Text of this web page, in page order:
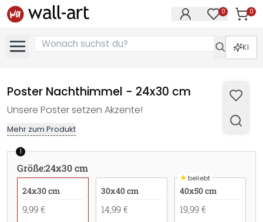
0 0
KI
Poster Nachthimmel - 24x30 cm
Unsere Poster setzen Akzente!
Mehr zum Produkt
1
Größe:24x30 cm
24x30 cm
9,99 €
30x40 cm
14,99 €
★beliebt
40x50 cm
19,99 €